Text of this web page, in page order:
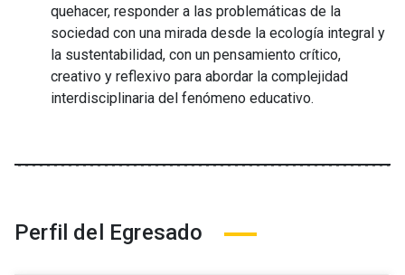
quehacer, responder a las problemáticas de la
sociedad con una mirada desde la ecología integral y
la sustentabilidad, con un pensamiento crítico,
creativo y reflexivo para abordar la complejidad
interdisciplinaria del fenómeno educativo.
Perfil del Egresado